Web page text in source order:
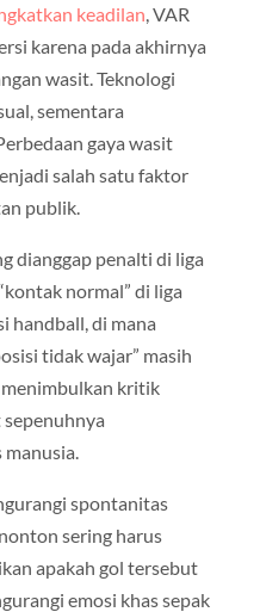
keadilan , VAR
karena pada akhirnya
wasit. Teknologi
sementara
gaya wasit
salah satu faktor
publik.
dianggap penalti di liga
normal” di liga
handball, di mana
tidak wajar” masih
kritik
spontanitas
sering harus
apakah gol tersebut
emosi khas sepak